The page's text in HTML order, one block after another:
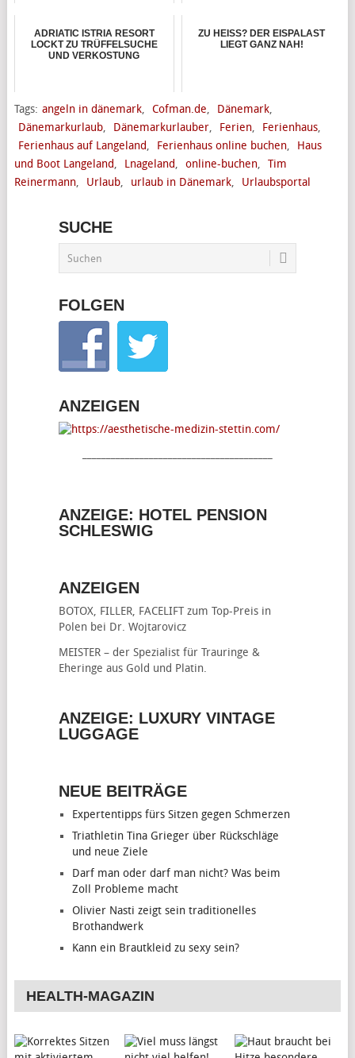
ADRIATIC ISTRIA RESORT
LOCKT ZU TRÜFFELSUCHE
UND VERKOSTUNG
ZU HEISS? DER EISPALAST L
IEGT GANZ NAH!
Tags: angeln in dänemark, Cofman.de, Dänemark,
Dänemarkurlaub, Dänemarkurlauber, Ferien, Ferienhaus,
Ferienhaus auf Langeland, Ferienhaus online buchen,
Haus
und Boot Langeland, Lnageland, online-buchen, Tim
Reinermann, Urlaub, urlaub in Dänemark, Urlaubsportal
SUCHE
FOLGEN
ANZEIGEN
ANZEIGE: HOTEL PENSION
SCHLESWIG
ANZEIGEN
BOTOX, FILLER, FACELIFTzum Top-Preis in
Polen bei Dr. Wojtarovicz
MEISTER – der Spezialist für Trauringe &
Eheringe aus Gold und Platin.
ANZEIGE: LUXURY VINTAGE
LUGGAGE
NEUE BEITRÄGE
Expertentipps fürs Sitzen gegen Schmerzen
Triathletin Tina Grieger über Rückschläge
und neue Ziele
Darf man oder darf man nicht? Was beim
Zoll Probleme macht
Olivier Nasti zeigt sein traditionelles
Brothandwerk
Kann ein Brautkleid zu sexy sein?
HEALTH-MAGAZIN